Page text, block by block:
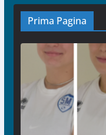
Prima Pagina